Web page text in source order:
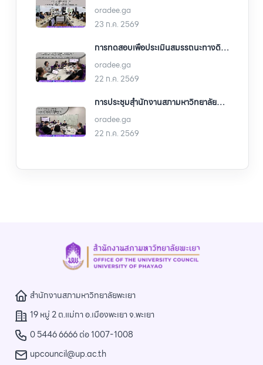
สังคมศาสตร์ มหาวิทยาลัยพะเยา โดย
บุคลากรของส่วนงาน
oradee.ga
23 ก.ค. 2569
การทดสอบเพื่อประเมินสมรรถนะทางดิ
มหาวิทยาลัยพะเยา ภายใต้โครงการพัฒนา
ทักษะดิจิทัลของบุคลากรสำนักงานสภา
มหาวิทยาลัยพะเยา
oradee.ga
22 ก.ค. 2569
การประชุมสำนักงานสภามหาวิทยาลัย
oradee.ga
22 ก.ค. 2569
สำนักงานสภามหาวิทยาลัยพะเยา
19 หมู่ 2 ต.แม่กา อ.เมืองพะเยา จ.พะเยา
0 5446 6666 ต่อ 1007-1008
upcouncil@up.ac.th